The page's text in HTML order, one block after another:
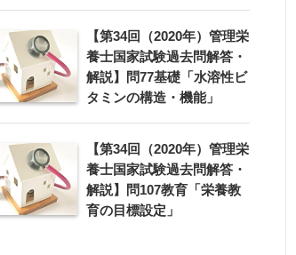
【第34回（2020年）管理栄
養士国家試験過去問解答・
解説】問77基礎「水溶性ビ
タミンの構造・機能」
【第34回（2020年）管理栄
養士国家試験過去問解答・
解説】問107教育「栄養教
育の目標設定」